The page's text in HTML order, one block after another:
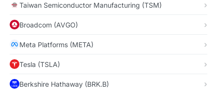
Taiwan Semiconductor Manufacturing (TSM)
Broadcom (AVGO)
Meta Platforms (META)
Tesla (TSLA)
Berkshire Hathaway (BRK.B)